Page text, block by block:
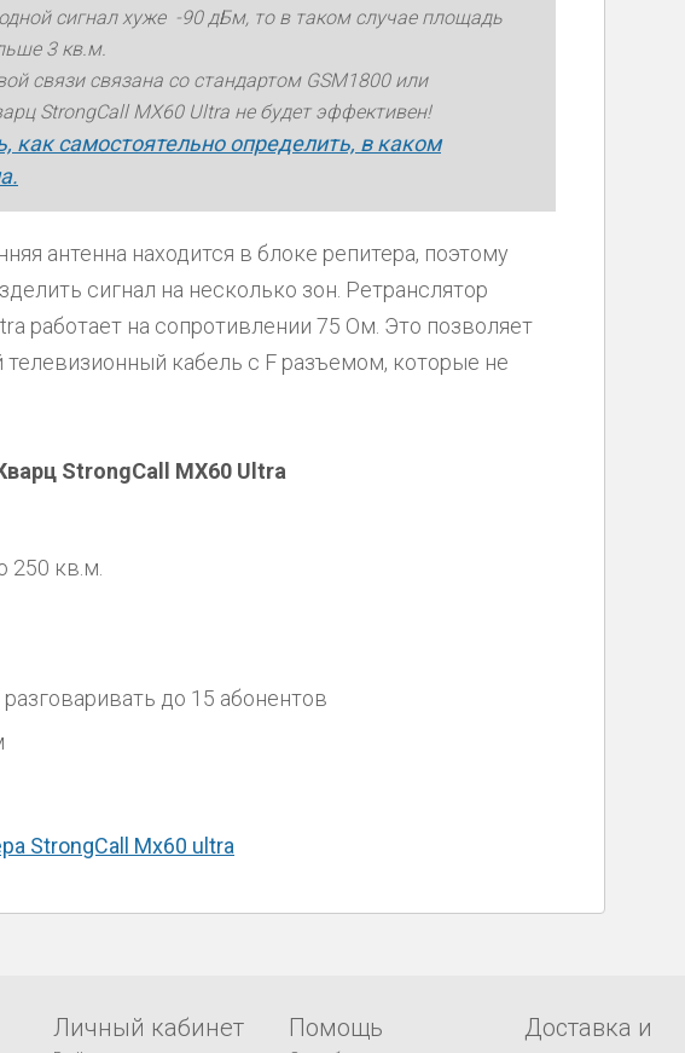
сигнал хуже -90 дБм, то в таком случае площадь
3 кв.м.
связи связана со стандартом GSM1800 или
StrongCall МX60 Ultra не будет эффективен!
как самостоятельно определить, в каком
антенна находится в блоке репитера, поэтому
сигнал на несколько зон. Ретранслятор
работает на сопротивлении 75 Ом. Это позволяет
телевизионный кабель с F разъемом, которые не
StrongCall МX60 Ultra
250 кв.м.
до 15 абонентов
StrongCall Мх60 ultra
Личный кабинет Помощь
Доставка и